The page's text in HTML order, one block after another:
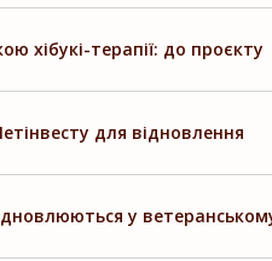
хібукі-терапії: до проєкту
для відновлення
у